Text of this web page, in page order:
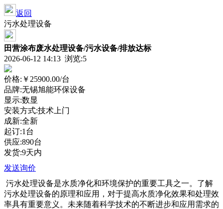
返回
污水处理设备
田营涂布废水处理设备/污水设备/排放达标
2026-06-12 14:13 浏览:5
价格: ￥25900.00/台
品牌:无锡旭能环保设备
显示:数显
安装方式:技术上门
成新:全新
起订:1台
供应:890台
发货:9天内
发送询价
污水处理设备是水质净化和环境保护的重要工具之一。了解
污水处理设备的原理和应用，对于提高水质净化效果和处理效
率具有重要意义。未来随着科学技术的不断进步和应用需求的